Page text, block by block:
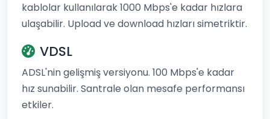
kablolar kullanılarak 1000 Mbps'e kadar hızlara
ulaşabilir. Upload ve download hızları simetriktir.
VDSL
ADSL'nin gelişmiş versiyonu. 100 Mbps'e kadar
hız sunabilir. Santrale olan mesafe performansı
etkiler.